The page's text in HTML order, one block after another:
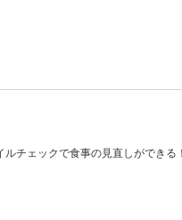
チェックで食事の見直しができ